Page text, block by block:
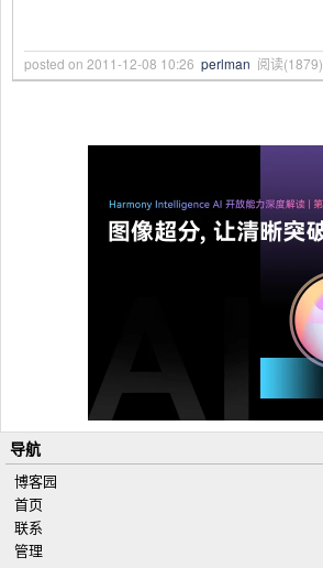
posted on 2011-12-08 10:26 perlman 阅读(1879
导航
博客园
首页
联系
管理